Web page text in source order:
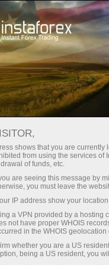
Sobre a
A man
E estamos
que mantemos.
completamente
coisa em
em frente!
resultados em
shows that you are
from using the services
of funds, etc.
are seeing this message by
you must leave the
IP address show your
a VPN provided by a hosting
not have proper WHOIS
in the WHOIS geolocation
whether you are a US
being a US resident, you